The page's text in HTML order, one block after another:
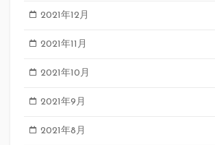
2021年12月
2021年11月
2021年10月
2021年9月
2021年8月